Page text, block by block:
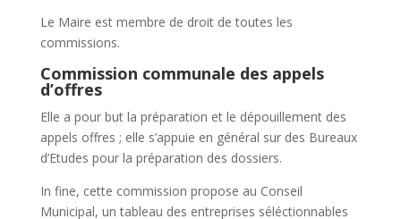
Le Maire est membre de droit de toutes les
commissions.
Commission communale des appels
d’offres
Elle a pour but la préparation et le dépouillement des
appels offres ; elle s’appuie en général sur des Bureaux
d’Etudes pour la préparation des dossiers.
In fine, cette commission propose au Conseil
Municipal, un tableau des entreprises séléctionnables